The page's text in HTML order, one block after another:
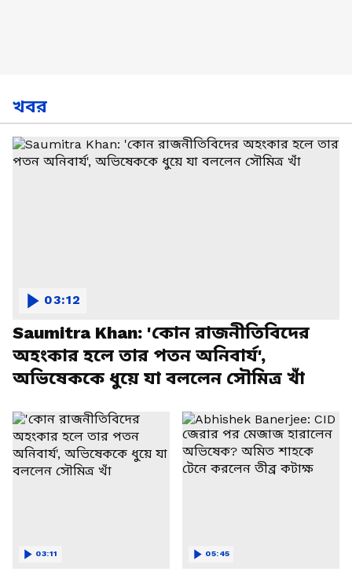
খবর
Saumitra Khan: 'কোন রাজনীতিবিদের
অহংকার হলে তার পতন অনিবার্য',
অভিষেককে ধুয়ে যা বললেন সৌমিত্র খাঁ
03:12
03:11 05:45